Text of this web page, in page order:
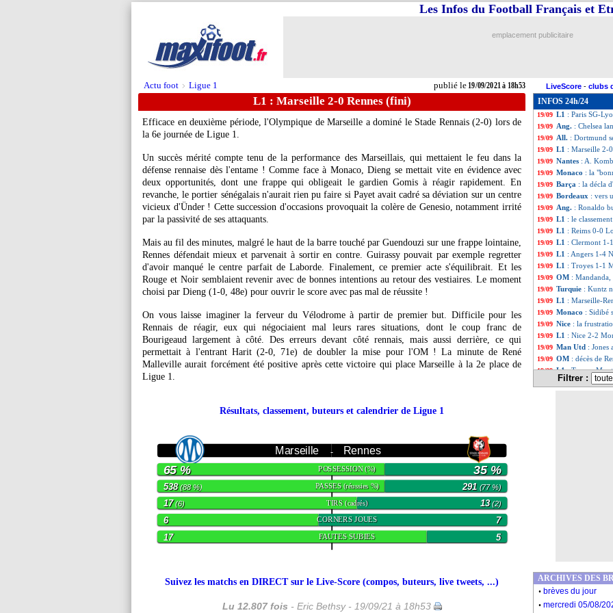
Actu foot > Ligue 1 publié le19/09/2021 à 18h53
Les Infos du Football Français et
emplacement publicitaire
LiveScore - clubs
L1 : Marseille 2-0 Rennes (fini)
Efficace en deuxième période, l'Olympique de Marseille a dominé le Stade Rennais (2-0) lors de
la 6e journée de Ligue 1.
Un succès mérité compte tenu de la performance des Marseillais, qui mettaient le feu dans la
défense rennaise dès l'entame ! Comme face à Monaco, Dieng se mettait vite en évidence avec
deux opportunités, dont une frappe qui obligeait le gardien Gomis à réagir rapidement. En
revanche, le portier sénégalais n'aurait rien pu faire si Payet avait cadré sa déviation sur un centre
vicieux d'Ünder ! Cette succession d'occasions provoquait la colère de Genesio, notamment irrité
par la passivité de ses attaquants.
Mais au fil des minutes, malgré le haut de la barre touché par Guendouzi sur une frappe lointaine,
Rennes défendait mieux et parvenait à sortir en contre. Guirassy pouvait par exemple regretter
d'avoir manqué le centre parfait de Laborde. Finalement, ce premier acte s'équilibrait. Et les
Rouge et Noir semblaient revenir avec de bonnes intentions au retour des vestiaires. Le moment
choisi par Dieng (1-0, 48e) pour ouvrir le score avec pas mal de réussite !
On vous laisse imaginer la ferveur du Vélodrome à partir de premier but. Difficile pour les
Rennais de réagir, eux qui négociaient mal leurs rares situations, dont le coup franc de
Bourigeaud largement à côté. Des erreurs devant côté rennais, mais aussi derrière, ce qui
permettait à l'entrant Harit (2-0, 71e) de doubler la mise pour l'OM ! La minute de René
Malleville aurait forcément été positive après cette victoire qui place Marseille à la 2e place de
Ligue 1.
Résultats, classement, buteurs et calendrier de Ligue 1
Marseille - Rennes
POSSESSION(%)
65 % 35 %
PASSES(réussies %)
538(88 %) 291 (77 %)
TIRS(cadrés)
17(6) 13(2)
CORNERS JOUES
6 7
FAUTES SUBIES
17 5
Suivez les matchs en DIRECT sur le Live-Score (compos, buteurs, live tweets, ...)
Lu 12.807 fois - Eric Bethsy - 19/09/21 à 18h53
INFOS 24h/24
19/09 L1: Paris SG 2-
19/09 Lens
19/09 Rennes : le
19/09 OM: Harit
19/09 L1 : Paris SG-
19/09 Ang. : Chelsea
19/09 All. : Dortmund
19/09 L1 : Marseille 2-
19/09 Nantes : A.
19/09 Monaco : la
19/09 Barça : la décla
19/09 Bordeaux : vers
19/09 Ang. : Ronaldo
19/09 L1 : le
19/09 L1 : Reims 0-0
19/09 L1 : Clermont 1-
19/09 L1 : Angers 1-4
19/09 L1 : Troyes 1-1
19/09 OM :
19/09 Turquie : Kuntz
19/09 L1 : Marseille-
19/09 Monaco : Sidibé
19/09 Nice : la
19/09 L1 : Nice 2-2
19/09 Man Utd : Jones
19/09 OM : décès de
19/09 L1: Troyes-
L1: Reims-
: Angers-
... Liste des
... Liste des
Filtrer :
ARCHIVES DES
. brèves du jour
. mercredi 05/08/